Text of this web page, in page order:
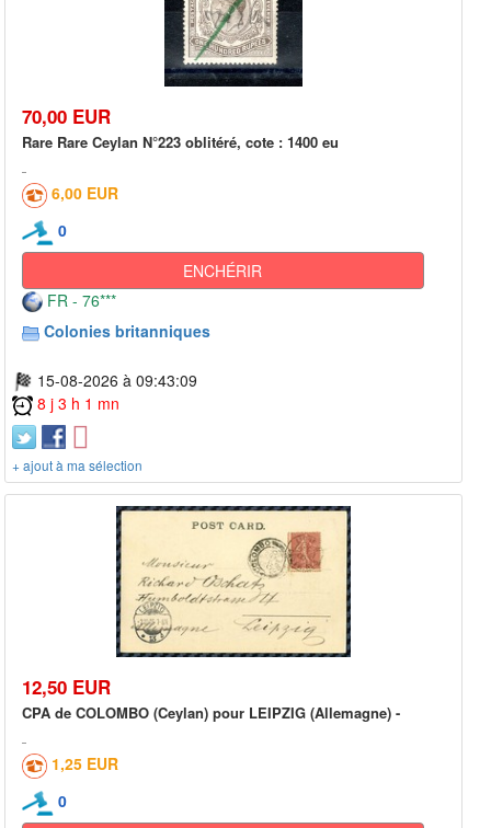
70,00 EUR
Rare Rare Ceylan N°223 oblitéré, cote : 1400 eu
6,00 EUR
0
ENCHÉRIR
FR - 76***
Colonies britanniques
15-08-2026 à 09:43:09
8 j 3 h 1 mn
+ ajout à ma sélection
12,50 EUR
CPA de COLOMBO (Ceylan) pour LEIPZIG (Allemagne) -
1,25 EUR
0